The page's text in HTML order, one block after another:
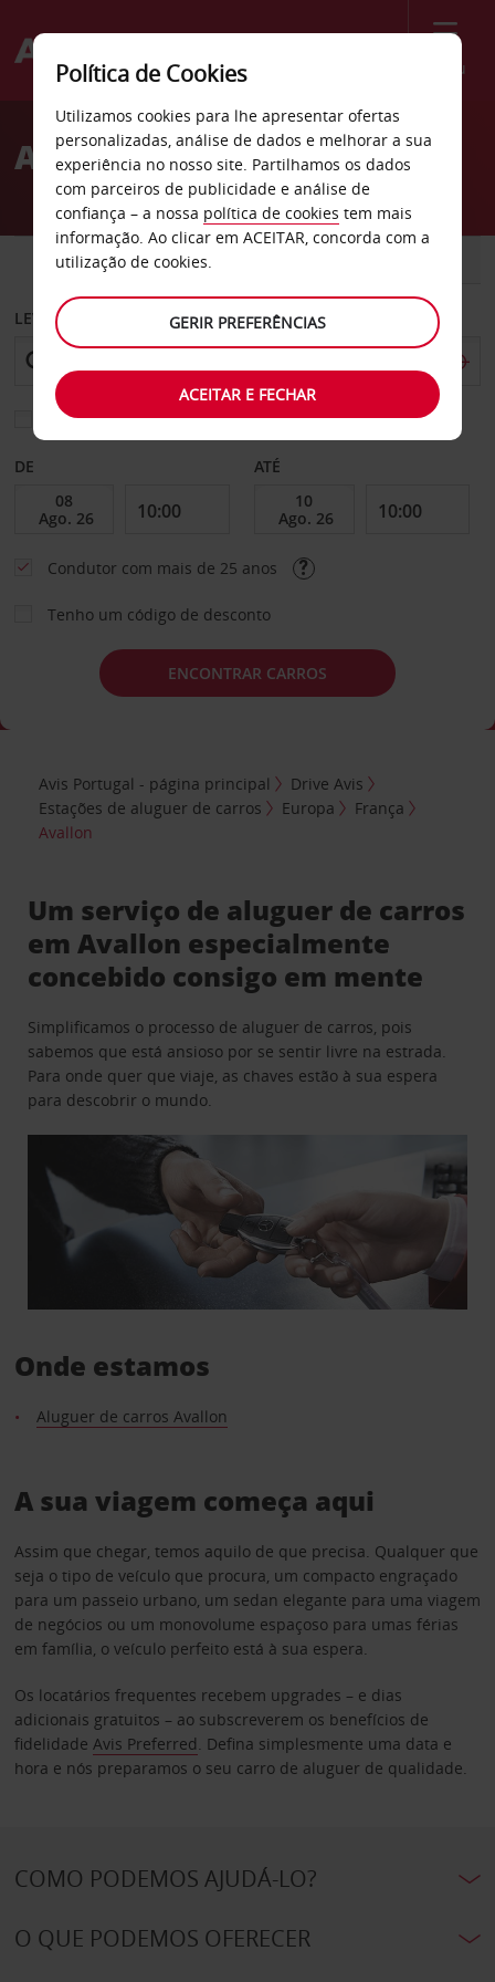
Menu
Welcome
AvisAluguer de carros Avallon
CARRO
LEVANTAR EM
Escolher uma estação de devolução diferente
DE ATÉ
Condutor com mais de 25 anos
Tenho um código de desconto
ENCONTRAR CARROS
Avis Portugal - página principal
Drive Avis
Estações de aluguer de carros
Europa
França
Avallon
Um serviço de aluguer de carros
em Avallon especialmente
concebido consigo em mente
Simplificamos o processo de aluguer de carros, pois
sabemos que está ansioso por se sentir livre na estrada.
Para onde quer que viaje, as chaves estão à sua espera
para descobrir o mundo.
Onde estamos
Aluguer de carros Avallon
A sua viagem começa aqui
Assim que chegar, temos aquilo de que precisa. Qualquer que
seja o tipo de veículo que procura, um compacto engraçado
para um passeio urbano, um sedan elegante para uma viagem
de negócios ou um monovolume espaçoso para umas férias
em família, o veículo perfeito está à sua espera.
Os locatários frequentes recebem upgrades – e dias
adicionais gratuitos – ao subscreverem os benefícios de
fidelidade Avis Preferred. Defina simplesmente uma data e
hora e nós preparamos o seu carro de aluguer de qualidade.
COMO PODEMOS AJUDÁ-LO?
O QUE PODEMOS OFERECER
Política de Cookies
Utilizamos cookies para lhe apresentar ofertas
personalizadas, análise de dados e melhorar a sua
experiência no nosso site. Partilhamos os dados
com parceiros de publicidade e análise de
confiança – a nossa política de cookies tem mais
informação. Ao clicar em ACEITAR, concorda com a
utilização de cookies.
GERIR PREFERÊNCIAS
ACEITAR E FECHAR